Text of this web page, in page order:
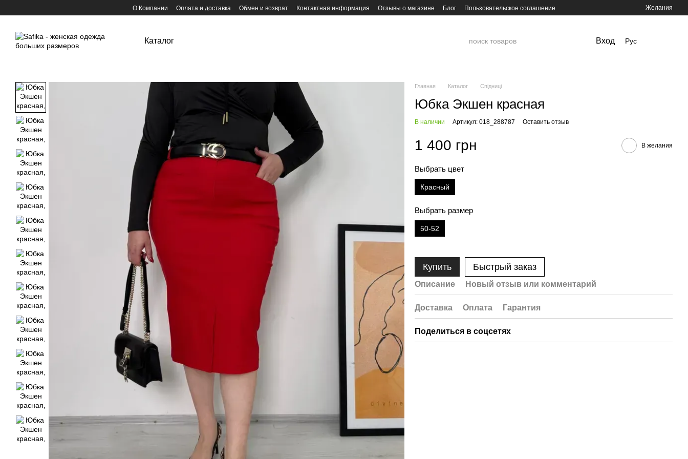
О Компании Оплата и доставка Обмен и возврат Контактная информация Отзывы о магазине Блог Пользовательское соглашение Желания
Каталог Вход Рус
Главная Каталог Спідниці
Юбка Экшен красная
В наличии Артикул: 018_288787 Оставить отзыв
1 400 грн В желания
Выбрать цвет
Красный
Выбрать размер
50-52
Купить Быстрый заказ
Описание Новый отзыв или комментарий
Доставка Оплата Гарантия
Поделиться в соцсетях